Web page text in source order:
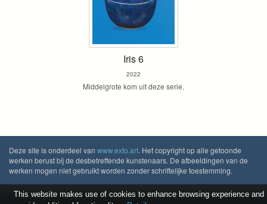
Iris 6
2022
Middelgrote kom uit deze serie.
Deze site is onderdeel van www.exto.art. Het copyright op alle getoonde
werken berust bij de desbetreffende kunstenaars. De afbeeldingen van de
werken mogen niet gebruikt worden zonder schriftelijke toestemming.
This website makes use of cookies to enhance browsing experience and